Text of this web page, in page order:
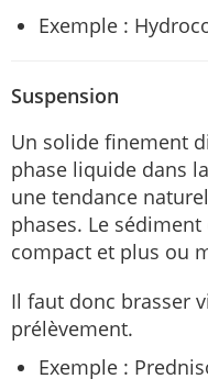
Exemple :
Suspension
Un solide finement
phase liquide dans
une tendance
phases. Le
compact et plus ou
Il faut donc brasser
prélèvement.
Exemple :